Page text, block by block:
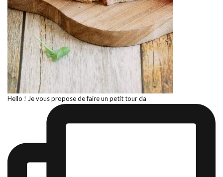
Hello ! Je vous propose de faire un petit tour da